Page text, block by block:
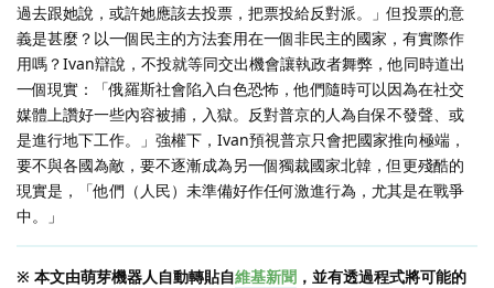
過去跟她說，或許她應該去投票，把票投給反對派。」但投票的意
義是甚麼？以一個民主的方法套用在一個非民主的國家，有實際作
用嗎？Ivan辯說，不投就等同交出機會讓執政者舞弊，他同時道出
一個現實：「俄羅斯社會陷入白色恐怖，他們隨時可以因為在社交
媒體上讚好一些內容被捕，入獄。反對普京的人為自保不發聲、或
是進行地下工作。」強權下，Ivan預視普京只會把國家推向極端，
要不與各國為敵，要不逐漸成為另一個獨裁國家北韓，但更殘酷的
現實是，「他們（人民）未準備好作任何激進行為，尤其是在戰爭
中。」
※ 本文由萌芽機器人自動轉貼自維基新聞 ，並有透過程式將可能的